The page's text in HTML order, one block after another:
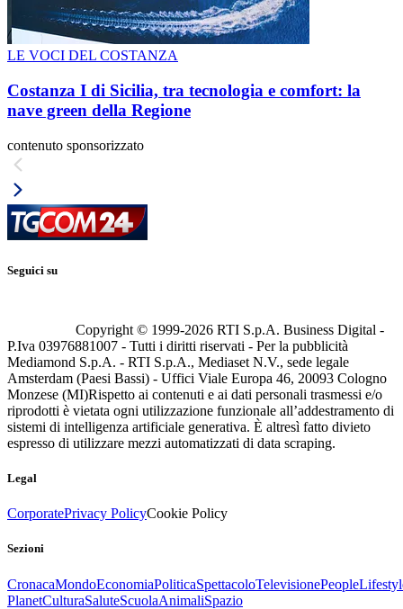
LE VOCI DEL COSTANZA
Costanza I di Sicilia, tra tecnologia e comfort: la
nave green della Regione
contenuto sponsorizzato
Seguici su
Copyright © 1999-2026 RTI S.p.A. Business Digital -
P.Iva 03976881007 - Tutti i diritti riservati - Per la pubblicità
Mediamond S.p.A. - RTI S.p.A., Mediaset N.V., sede legale
Amsterdam (Paesi Bassi) - Uffici Viale Europa 46, 20093 Cologno
Monzese (MI)Rispetto ai contenuti e ai dati personali trasmessi e/o
riprodotti è vietata ogni utilizzazione funzionale all’addestramento di
sistemi di intelligenza artificiale generativa. È altresì fatto divieto
espresso di utilizzare mezzi automatizzati di data scraping.
Legal
CorporatePrivacy PolicyCookie Policy
Sezioni
CronacaMondoEconomiaPoliticaSpettacoloTelevisionePeople
PlanetCulturaSaluteScuolaAnimaliSpazio